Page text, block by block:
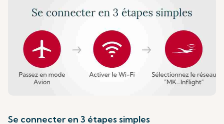
Se connecter en 3 étapes simples